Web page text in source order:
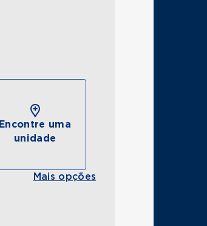
Encontre uma
unidade
Mais opções